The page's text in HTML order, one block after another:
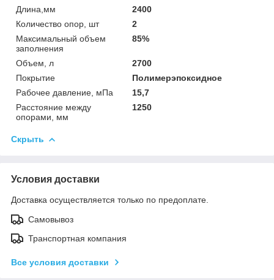
Длина,мм
2400
Количество опор, шт
2
Максимальный объем
заполнения
85%
Объем, л
2700
Покрытие
Полимерэпоксидное
Рабочее давление, мПа
15,7
Расстояние между
опорами, мм
1250
Скрыть
Условия доставки
Доставка осуществляется только по предоплате.
Самовывоз
Транспортная компания
Все условия доставки